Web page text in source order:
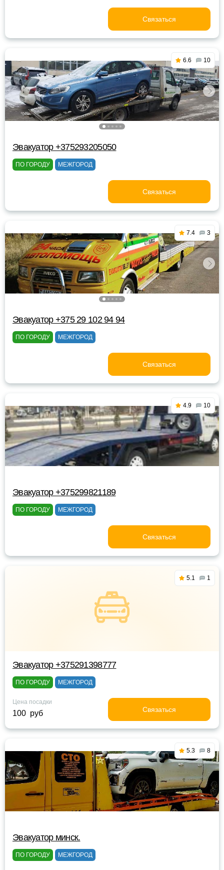
Связаться
6.6 10
Эвакуатор +375293205050
ПО ГОРОДУ МЕЖГОРОД
Связаться
7.4 3
Эвакуатор +375 29 102 94 94
ПО ГОРОДУ МЕЖГОРОД
Связаться
4.9 10
Эвакуатор +375299821189
ПО ГОРОДУ МЕЖГОРОД
Связаться
5.1 1
Эвакуатор +375291398777
ПО ГОРОДУ МЕЖГОРОД
Цена посадки
100 руб Связаться
5.3 8
Эвакуатор минск.
ПО ГОРОДУ МЕЖГОРОД